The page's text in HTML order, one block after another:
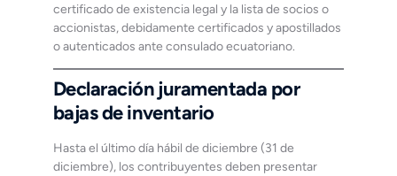
certificado de existencia legal y la lista de socios o
accionistas, debidamente certificados y apostillados
o autenticados ante consulado ecuatoriano.
Declaración juramentada por
bajas de inventario
Hasta el último día hábil de diciembre (31 de
diciembre), los contribuyentes deben presentar